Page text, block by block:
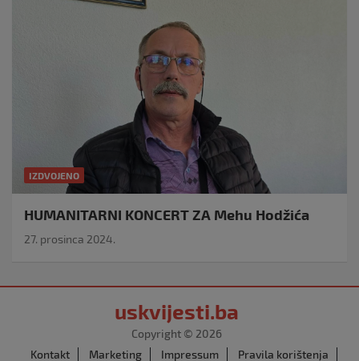
IZDVOJENO
HUMANITARNI KONCERT ZA Mehu Hodžića
27. prosinca 2024.
uskvijesti.ba
Copyright © 2026
Kontakt
Marketing Impressum Pravila korištenja